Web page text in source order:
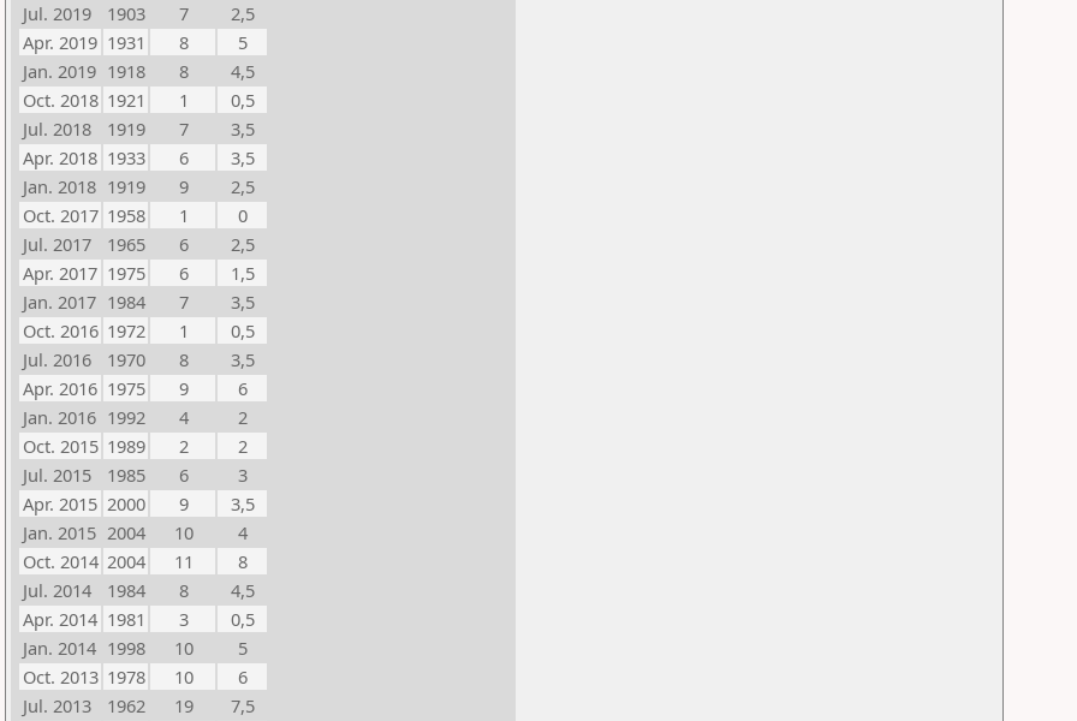
Jul. 2019
1903 7
2,5
Apr. 2019 1931 8
5
Jan. 2019 1918 8
4,5
Oct. 2018 1921 1
0,5
Jul. 2018
1919 7
3,5
Apr. 2018 1933 6
3,5
Jan. 2018 1919 9
2,5
Oct. 2017 1958 1
0
Jul. 2017
1965 6
2,5
Apr. 2017 1975 6
1,5
Jan. 2017 1984 7
3,5
Oct. 2016 1972 1
0,5
Jul. 2016
1970 8
3,5
Apr. 2016 1975 9
6
Jan. 2016 1992 4
2
Oct. 2015 1989 2
2
Jul. 2015
1985 6
3
Apr. 2015 2000 9
3,5
Jan. 2015 2004 10
4
Oct. 2014 2004 11
8
Jul. 2014
1984 8
4,5
Apr. 2014 1981 3
0,5
Jan. 2014 1998 10
5
Oct. 2013 1978 10
6
Jul. 2013
1962 19
7,5